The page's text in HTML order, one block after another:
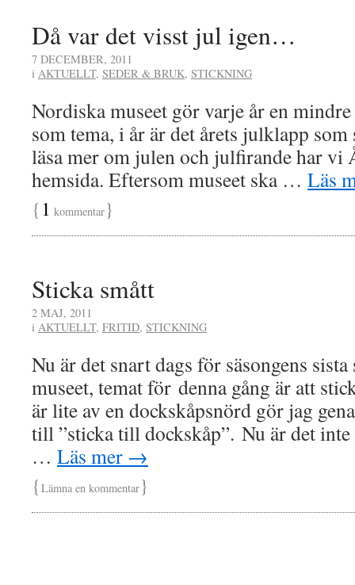
Då var det visst jul igen…
7 DECEMBER, 2011
i AKTUELLT, SEDER & BRUK, STICKNING
Nordiska museet gör varje år en
som tema, i år är det årets julklapp
läsa mer om julen och julfirande har vi
hemsida. Eftersom museet ska … Läs
{1 kommentar}
Sticka smått
2 MAJ, 2011
i AKTUELLT, FRITID, STICKNING
Nu är det snart dags för säsongens
museet, temat för denna gång är att
är lite av en dockskåpsnörd gör jag
till ”sticka till dockskåp”. Nu är det
… Läs mer →
{ Lämna en kommentar}